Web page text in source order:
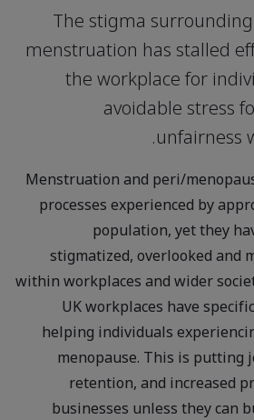
The stigma
menstruation has stalled
the workplace for
avoidable stress
unfairness
Menstruation and peri/
processes experienced by
population, yet they
stigmatized, overlooked and
within workplaces and wider
UK workplaces have
helping individuals
menopause. This is
retention, and increased
businesses unless they can